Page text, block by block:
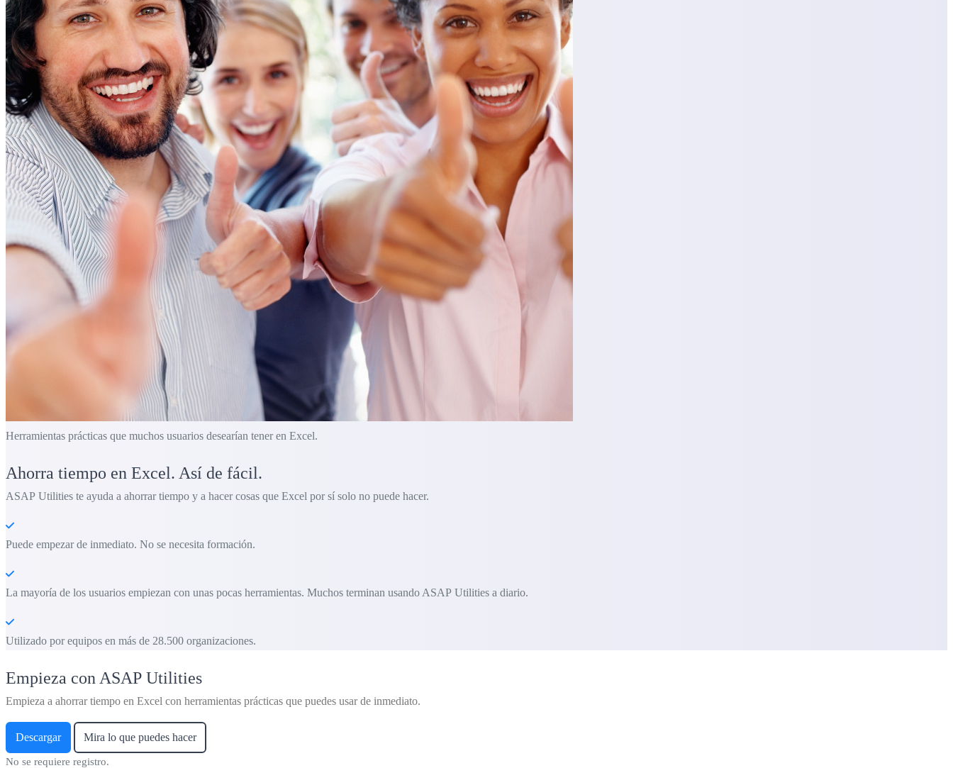
Herramientas prácticas que muchos usuarios desearían tener en Excel.
Ahorra tiempo en Excel. Así de fácil.
ASAP Utilities te ayuda a ahorrar tiempo y a hacer cosas que Excel por sí solo no puede hacer.
Puede empezar de inmediato. No se necesita formación.
La mayoría de los usuarios empiezan con unas pocas herramientas. Muchos terminan usando ASAP Utilities a diario.
Utilizado por equipos en más de 28.500 organizaciones.
Empieza con ASAP Utilities
Empieza a ahorrar tiempo en Excel con herramientas prácticas que puedes usar de inmediato.
Descargar Mira lo que puedes hacer
No se requiere registro.